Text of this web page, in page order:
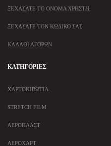
ΞΕΧΆΣΑΤΕ ΤΟ ΌΝΟΜΑ ΧΡΉΣΤΗ;
ΞΕΧΆΣΑΤΕ ΤΟΝ ΚΩΔΙΚΌ ΣΑΣ;
ΚΑΛΆΘΙ ΑΓΟΡΏΝ
ΚΑΤΗΓΟΡΊΕΣ
ΧΑΡΤΟΚΙΒΏΤΙΑ
STRETCH FILM
ΑΕΡΟΠΛΆΣΤ
ΑΕΡΟΧΆΡΤ